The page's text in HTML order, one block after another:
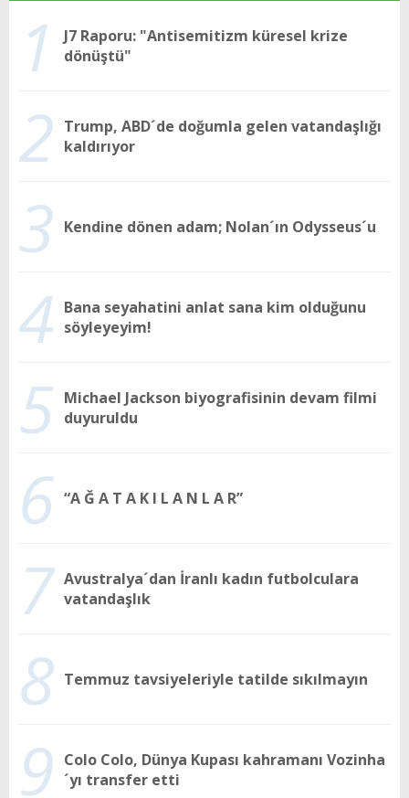
1
J7 Raporu: "Antisemitizm küresel krize
dönüştü"
2 Trump, ABD´de doğumla gelen vatandaşlığı
kaldırıyor
3 Kendine dönen adam; Nolan´ın Odysseus´u
4 Bana seyahatini anlat sana kim olduğunu
söyleyeyim!
5 Michael Jackson biyografisinin devam filmi
duyuruldu
6 “A Ğ A T A K I L A N L A R”
7 Avustralya´dan İranlı kadın futbolculara
vatandaşlık
8 Temmuz tavsiyeleriyle tatilde sıkılmayın
9
Colo Colo, Dünya Kupası kahramanı Vozinha
´yı transfer etti